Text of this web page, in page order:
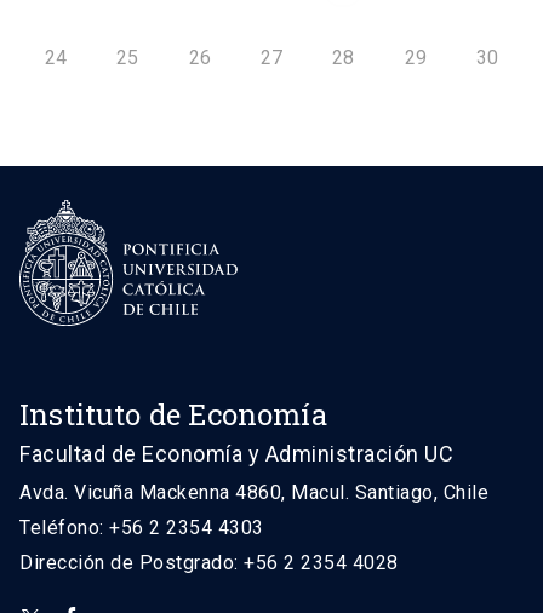
24 25 26 27 28 29 30
Instituto de Economía
Facultad de Economía y Administración UC
Avda. Vicuña Mackenna 4860, Macul. Santiago, Chile
Teléfono: +56 2 2354 4303
Dirección de Postgrado: +56 2 2354 4028